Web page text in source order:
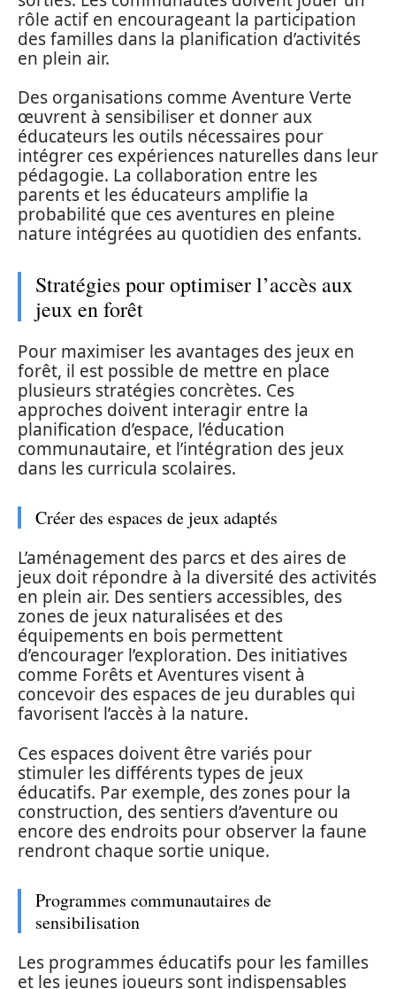
rôle actif en encourageant la participation
des familles dans la planification d’activités
en plein air.
Des organisations comme Aventure Verte
œuvrent à sensibiliser et donner aux
éducateurs les outils nécessaires pour
intégrer ces expériences naturelles dans leur
pédagogie. La collaboration entre les
parents et les éducateurs amplifie la
probabilité que ces aventures en pleine
nature intégrées au quotidien des enfants.
Stratégies pour optimiser l’accès aux
jeux en forêt
Pour maximiser les avantages des jeux en
forêt, il est possible de mettre en place
plusieurs stratégies concrètes. Ces
approches doivent interagir entre la
planification d’espace, l’éducation
communautaire, et l’intégration des jeux
dans les curricula scolaires.
Créer des espaces de jeux adaptés
L’aménagement des parcs et des aires de
jeux doit répondre à la diversité des activités
en plein air. Des sentiers accessibles, des
zones de jeux naturalisées et des
équipements en bois permettent
d’encourager l’exploration. Des initiatives
comme Forêts et Aventures visent à
concevoir des espaces de jeu durables qui
favorisent l’accès à la nature.
Ces espaces doivent être variés pour
stimuler les différents types de jeux
éducatifs. Par exemple, des zones pour la
construction, des sentiers d’aventure ou
encore des endroits pour observer la faune
rendront chaque sortie unique.
Programmes communautaires de
sensibilisation
Les programmes éducatifs pour les familles
et les jeunes joueurs sont indispensables